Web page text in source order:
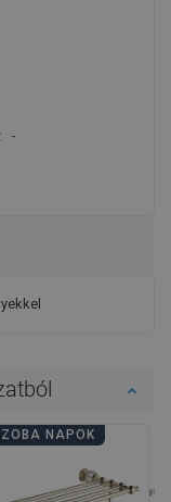
-
NAPOK